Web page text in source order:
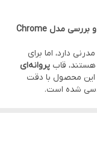
وقتی S24 FE به یک جواهر تبدیل می‌شود؛ نقد و بررسی مدل Chrome
دارد، اما برای
قاب پروانه‌ای
محصول با دقت
فریم در کنار بدنه